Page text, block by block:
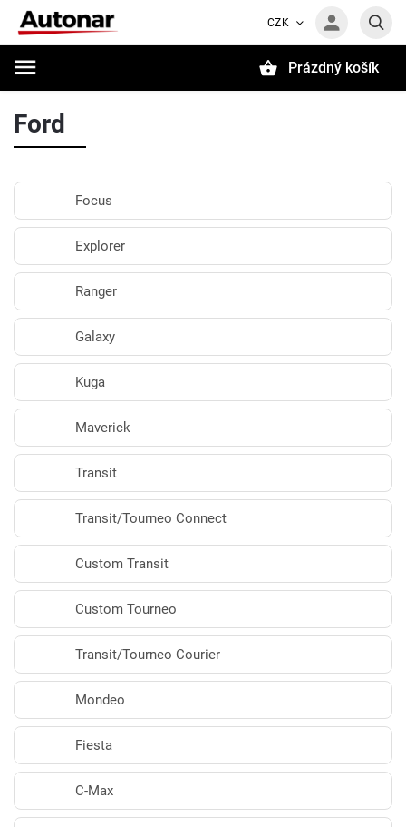
CZK
Prázdný košík
Ford
Focus
Explorer
Ranger
Galaxy
Kuga
Maverick
Transit
Transit/Tourneo Connect
Custom Transit
Custom Tourneo
Transit/Tourneo Courier
Mondeo
Fiesta
C-Max